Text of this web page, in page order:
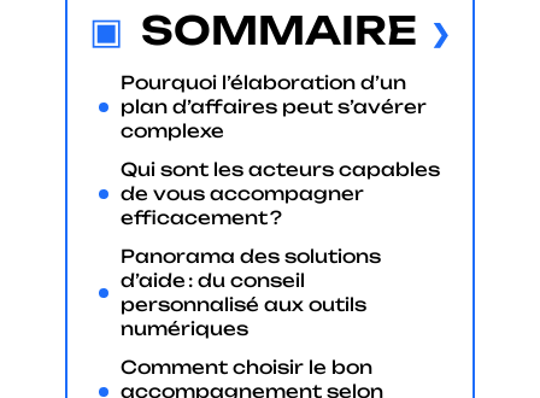
SOMMAIRE
Pourquoi l’élaboration d’un
plan d’affaires peut s’avérer
complexe
Qui sont les acteurs capables
de vous accompagner
efficacement ?
Panorama des solutions
d’aide : du conseil
personnalisé aux outils
numériques
Comment choisir le bon
accompagnement selon